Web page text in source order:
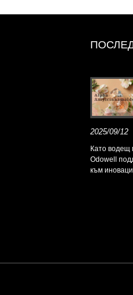
2025/09/12
Като водещ
Odowell
към
аромати на